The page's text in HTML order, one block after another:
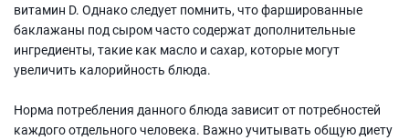
витамин D. Однако следует помнить, что фаршированные
баклажаны под сыром часто содержат дополнительные
ингредиенты, такие как масло и сахар, которые могут
увеличить калорийность блюда.
Норма потребления данного блюда зависит от потребностей
каждого отдельного человека. Важно учитывать общую диету